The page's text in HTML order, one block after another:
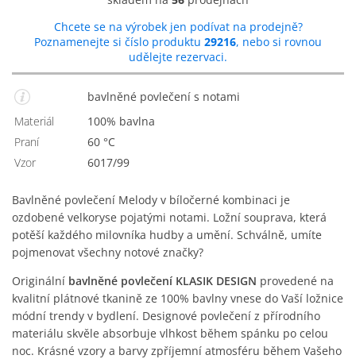
Chcete se na výrobek jen podívat na prodejně?
Poznamenejte si číslo produktu 29216, nebo si rovnou
udělejte rezervaci.
bavlněné povlečení s notami
Materiál
100% bavlna
Praní
60 °C
Vzor
6017/99
Bavlněné povlečení Melody v bíločerné kombinaci je
ozdobené velkoryse pojatými notami. Ložní souprava, která
potěší každého milovníka hudby a umění. Schválně, umíte
pojmenovat všechny notové značky?
Originální bavlněné povlečení KLASIK DESIGN provedené na
kvalitní plátnové tkanině ze 100% bavlny vnese do Vaší ložnice
módní trendy v bydlení. Designové povlečení z přírodního
materiálu skvěle absorbuje vlhkost během spánku po celou
noc. Krásné vzory a barvy zpříjemní atmosféru během Vašeho